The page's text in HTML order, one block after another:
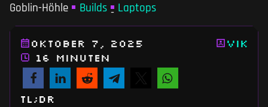
Goblin-Höhle Builds - Laptops
TL;DR
Oktober 7, 2025
Vik
16 Minuten